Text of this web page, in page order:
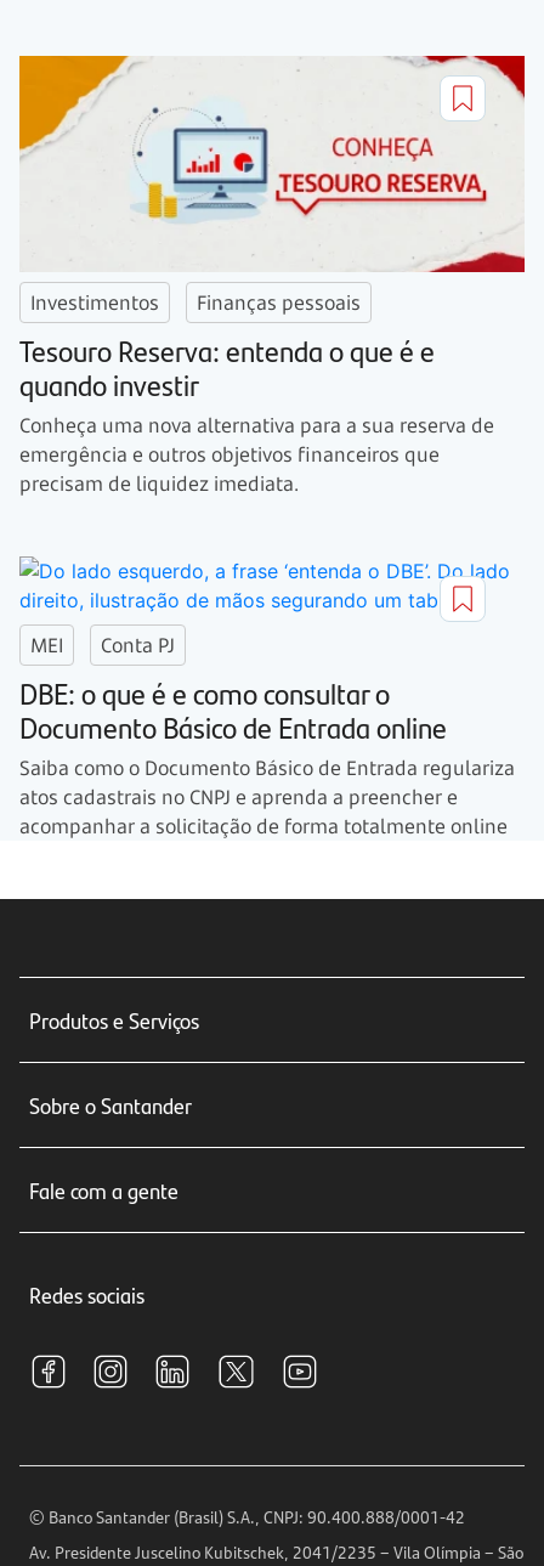
Investimentos Finanças pessoais
Tesouro Reserva: entenda o que é e
quando investir
Conheça uma nova alternativa para a sua reserva de
emergência e outros objetivos financeiros que
precisam de liquidez imediata.
MEI Conta PJ
DBE: o que é e como consultar o
Documento Básico de Entrada online
Saiba como o Documento Básico de Entrada regulariza
atos cadastrais no CNPJ e aprenda a preencher e
acompanhar a solicitação de forma totalmente online
Produtos e Serviços
Seguros
Crédito e Financiamentos
Investimentos
Sobre o Santander
Relações com Investidores
Fale com a gente
Central de Renegociação
S.A.C
Encontre nossas agências
Horários de Atendimento
Redes sociais
© Banco Santander (Brasil) S.A., CNPJ: 90.400.888/0001-42
Av. Presidente Juscelino Kubitschek, 2041/2235 – Vila Olímpia – São